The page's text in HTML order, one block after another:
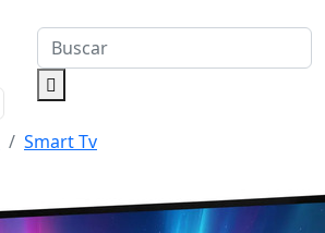
Smart Tv